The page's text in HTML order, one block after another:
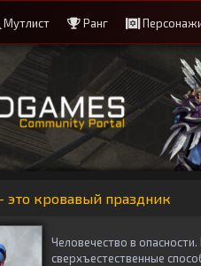
Мутлист Ранг
это кровавый праздник
Человечество в
сверхъестественные